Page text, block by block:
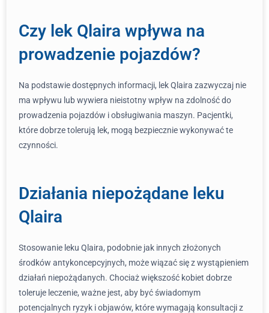
Czy lek Qlaira wpływa na
prowadzenie pojazdów?
Na podstawie dostępnych informacji, lek Qlaira zazwyczaj nie
ma wpływu lub wywiera nieistotny wpływ na zdolność do
prowadzenia pojazdów i obsługiwania maszyn. Pacjentki,
które dobrze tolerują lek, mogą bezpiecznie wykonywać te
czynności.
Działania niepożądane leku
Qlaira
Stosowanie leku Qlaira, podobnie jak innych złożonych
środków antykoncepcyjnych, może wiązać się z wystąpieniem
działań niepożądanych. Chociaż większość kobiet dobrze
toleruje leczenie, ważne jest, aby być świadomym
potencjalnych ryzyk i objawów, które wymagają konsultacji z